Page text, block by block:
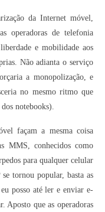
da Internet móvel,
operadoras de telefonia
e mobilidade aos
Não adianta o serviço
a monopolização, e
no mesmo ritmo que
notebooks).
façam a mesma coisa
MMS, conhecidos como
para qualquer celular
tornou popular, basta as
posso até ler e enviar e-
Aposto que as operadoras